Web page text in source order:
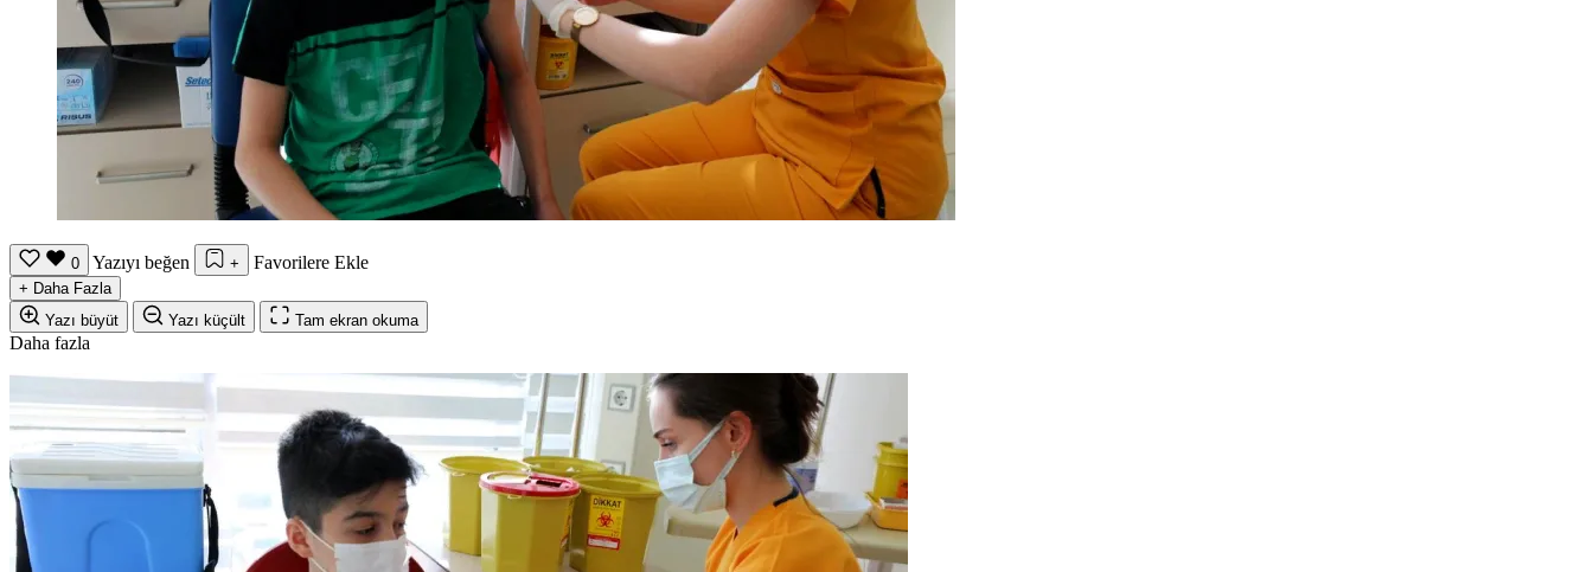
0 Yazıyı beğen + Favorilere Ekle
+ Daha Fazla
Yazı büyüt
Yazı küçült Tam ekran okuma
Daha fazla